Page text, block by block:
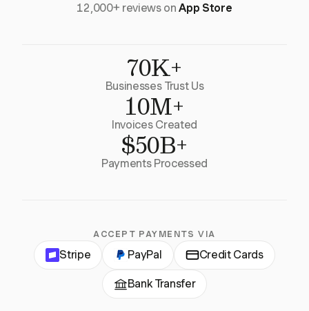
12,000+ reviews onApp Store
70K+
Businesses Trust Us
10M+
Invoices Created
$50B+
Payments Processed
ACCEPT PAYMENTS VIA
Stripe PayPal Credit Cards
Bank Transfer